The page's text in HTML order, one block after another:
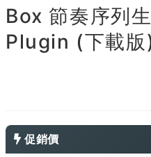
Box 節奏序列
Plugin (下載版
促銷價